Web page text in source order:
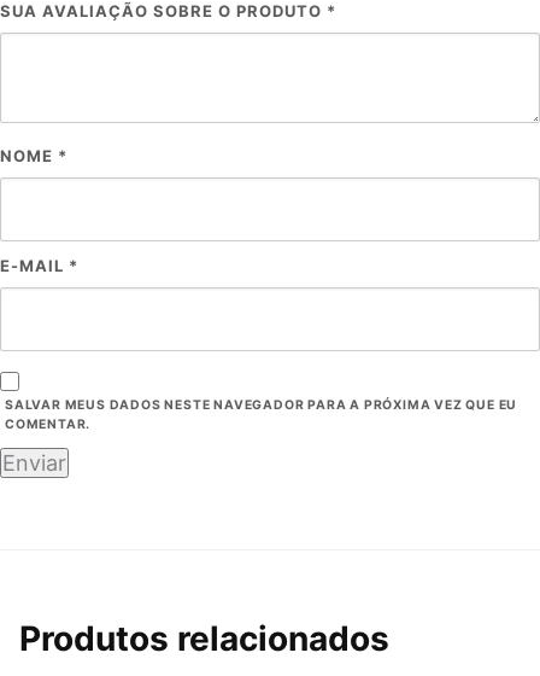
SUA AVALIAÇÃO SOBRE O PRODUTO *
NOME *
E-MAIL *
SALVAR MEUS DADOS NESTE NAVEGADOR PARA A PRÓXIMA VEZ QUE EU
COMENTAR.
Produtos relacionados